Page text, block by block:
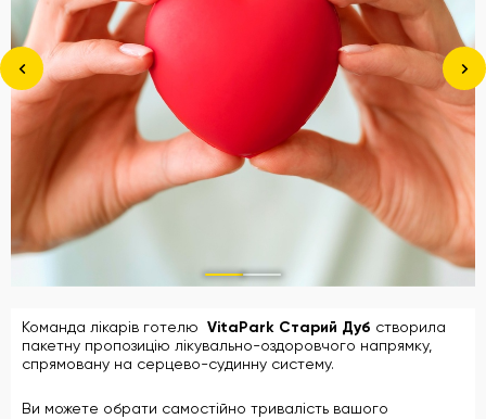
Команда лікарів готелю VitaPark Старий Дуб створила
пакетну пропозицію лікувально-оздоровчого напрямку,
спрямовану на серцево-судинну систему.
Ви можете обрати самостійно тривалість вашого